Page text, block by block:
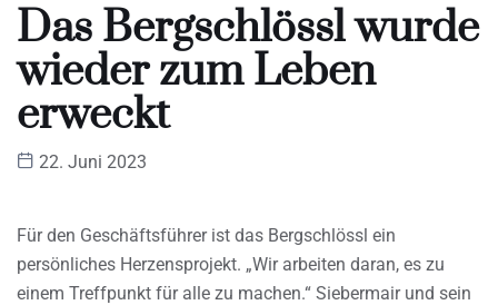
Das Bergschlössl wurde
wieder zum Leben
erweckt
22. Juni 2023
Für den Geschäftsführer ist das Bergschlössl ein
persönliches Herzensprojekt. „Wir arbeiten daran, es zu
einem Treffpunkt für alle zu machen.“ Siebermair und sein